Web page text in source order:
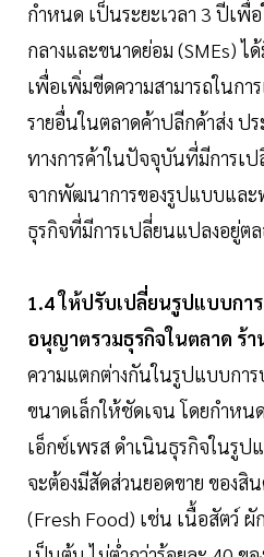
กำหนด เป็นระยะเวลา 3 ปีเพื่
กลางและขนาดย่อม (SMEs) ไ
เพื่อเพิ่มขีดความสามารถในก
รายอื่นในตลาดค้าปลีกค้าส่ง ป
ทางการค้าในปัจจุบันที่มีการเป
จากพัฒนาการของรูปแบบและ
ธุรกิจที่มีการเปลี่ยนแปลงอยู่ตล
1.4 ให้ปรับเปลี่ยนรูปแบบกา
อนุญาตรวมธุรกิจในตลาด ร้
ความแตกต่างกันในรูปแบบกา
ขนาดเล็กให้ชัดเจน โดยกำหน
เอ็กซ์เพรส ดำเนินธุรกิจในรูป
จะต้องมีสัดส่วนยอดขาย ของสิ
(Fresh Food) เช่น เนื้อสัตว์ ผั